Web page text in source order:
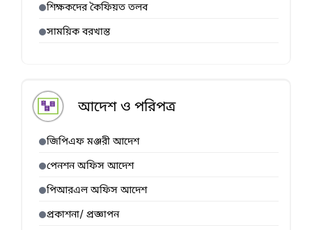
শিক্ষকদের কৈফিয়ত তলব
সাময়িক বরখাস্ত
আদেশ ও পরিপত্র
জিপিএফ মঞ্জরী আদেশ
পেনশন অফিস আদেশ
পিআরএল অফিস আদেশ
প্রকাশনা/ প্রজ্ঞাপন